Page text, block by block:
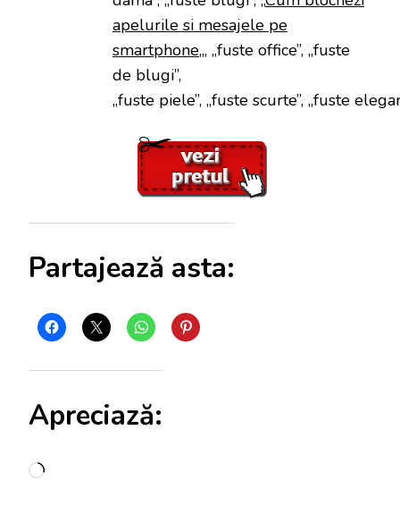
apelurile si mesajele pe
smartphone„, „fuste office”, „fuste
de blugi”,
„fuste piele”, „fuste scurte”, „fuste
Partajează asta:
Apreciază:
Încarc...